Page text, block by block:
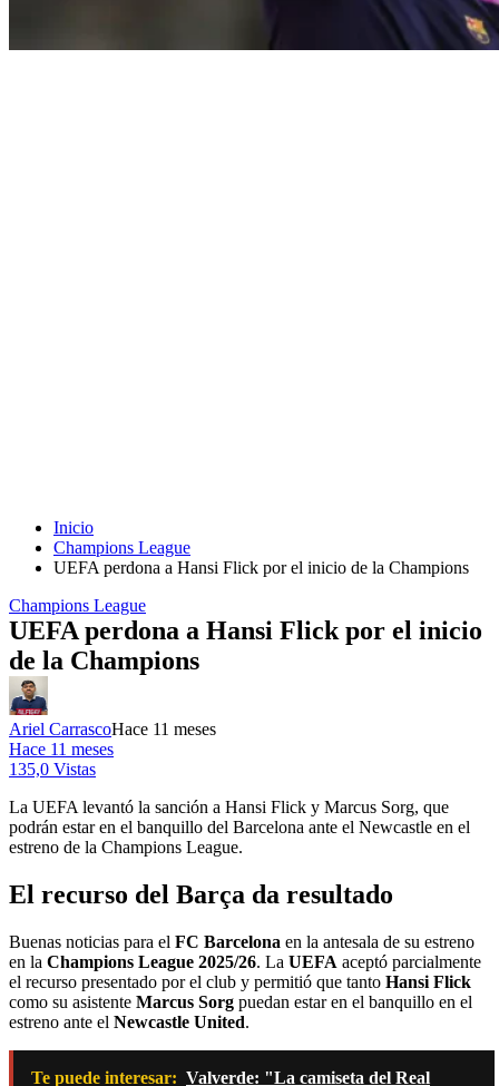
Inicio
Champions League
UEFA perdona a Hansi Flick por el inicio de la Champions
Champions League
UEFA perdona a Hansi Flick por el inicio
de la Champions
Ariel CarrascoHace 11 meses
Hace 11 meses
135,0 Vistas
La UEFA levantó la sanción a Hansi Flick y Marcus Sorg, que
podrán estar en el banquillo del Barcelona ante el Newcastle en el
estreno de la Champions League.
El recurso del Barça da resultado
Buenas noticias para el FC Barcelona en la antesala de su estreno
en la Champions League 2025/26. La UEFA aceptó parcialmente
el recurso presentado por el club y permitió que tanto Hansi Flick
como su asistente Marcus Sorg puedan estar en el banquillo en el
estreno ante el Newcastle United.
Te puede interesar: Valverde: "La camiseta del Real